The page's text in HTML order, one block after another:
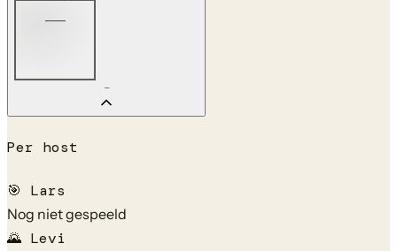
—
—
Per host
🎯 Lars
Nog niet gespeeld
🌄 Levi